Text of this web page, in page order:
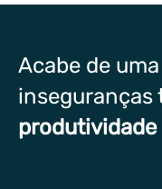
Acabe de
inseguranças
produtividade